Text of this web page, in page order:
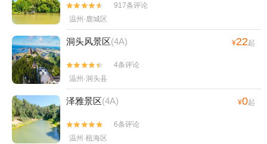


917条评论
温州·鹿城区
洞头风景区(4A) ¥22起


4条评论
温州·洞头县
泽雅景区(4A) ¥0起


6条评论
温州·瓯海区